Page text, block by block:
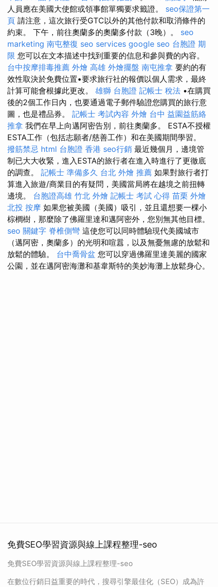
人員應在美國大使館或領事館單獨要求籤證。 seo保證第一
頁 請注意，這次旅行受GTC以外的其他付款和取消條件的
約束。 下午，前往奧蘭多的奧蘭多付款（3晚）。 seo
marketing 南屯整復 seo services google seo 台胞證 期
限 您可以在文本描述中找到重要的信息和參與費的內容。
台中按摩排毒推薦 外燴 高雄 外燴擺盤 南屯推拿 要約的有
效性取決於免費位置•要求旅行社的報價以個人需求，最終
計算可能會根據此更改。 雄獅 台胞證 記帳士 稅法 •在購買
後的2個工作日內，也要通過電子郵件驗證您購買的旅行意
圖，也是禮品券。 記帳士 考試內容 外燴 台中 益園益筋絡
推拿 我們在早上向邁阿密告別，前往奧蘭多。 ESTA不授權
ESTA工作（包括志願者/慈善工作）和在美國期間學習。
撥筋禁忌 html 台胞證 香港 seo行銷 最近幾個月，邊境管
制已大大收緊，進入ESTA的旅行者在進入時進行了更徹底
的調查。 記帳士 準備多久 台北 外燴 推薦 如果對旅行者打
算進入旅遊/商業目的有疑問，美國當局將在越境之前扭轉
邊境。 台胞證高雄 竹北 外燴 記帳士 考試 心得 苗栗 外燴
北投 按摩 如果您被美國（美國）吸引，並且還想要一棵小
棕櫚樹，那麼除了佛羅里達和邁阿密外，您別無其他目標。
seo 關鍵字 脊椎側彎 這使您可以同時體驗現代美國城市
（邁阿密，奧蘭多）的光明和喧囂，以及無憂無慮的放鬆和
放鬆的體驗。 台中喬骨盆 您可以穿過佛羅里達美麗的國家
公園，並在邁阿密海灘和基韋斯特的美妙海灘上放鬆身心。
免費SEO學習資源與線上課程整理-seo
免費SEO學習資源與線上課程整理-seo
在數位行銷日益重要的時代，搜尋引擎最佳化（SEO）成為許